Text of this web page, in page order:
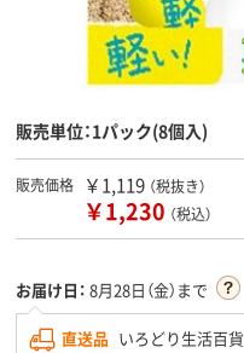
販売単位：1パック(8個入)
販売価格 ￥1,119 （税抜き）
￥1,230 （税込）
お届け日： 8月28日（金）まで
直送品 いろどり生活百貨